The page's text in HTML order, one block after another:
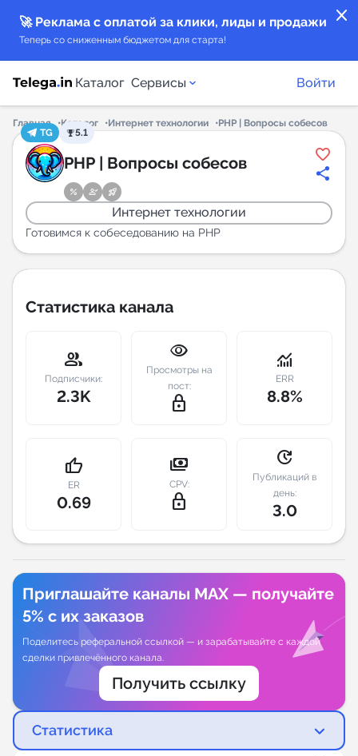
close
🚀 Реклама с оплатой за клики, лиды и продажи
Теперь со сниженным бюджетом для старта!
Каталог Сервисы
Каталог каналов
Каталог ботов
Горящие предложения
Индекс читаемости каналов в Telegram
New
Индивидуальное сопровождение
Войти
Главная Каталог Интернет технологии
PHP | Вопросы собесов
TG
5.1
PHP | Вопросы собесов
Интернет технологии
Готовимся к собеседованию на PHP
Статистика канала
group
Подписчики:
2.3K
visibility
Просмотры на
пост:
lock_outline
monitoring
ERR
8.8%
thumb_up
ER
0.69
payments
CPV:
lock_outline
update
Публикаций в
день:
3.0
Приглашайте каналы MAX — получайте
5% с их заказов
Поделитесь реферальной ссылкой — и зарабатывайте с каждой
сделки привлечённого канала.
Получить ссылку
Статистика